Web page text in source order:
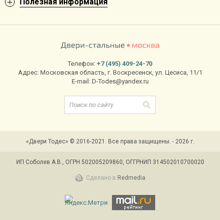
нашей компании вы можете заказать двери с
отделкой. Одно- или двустворчатые конструкции
установят в проем в удобное для заказчика время.
Телефон: +7 (495) 409-24-70
Адрес: Московская область, г. Воскресенск, ул. Цесиса, 11/1
E-mail: D-Todes@yandex.ru
«Двери Тодес» © 2016-2021. Все права защищены. - 2026 г.
ИП Соболев А.В., ОГРН 502005209860, ОГГРНИП 314502010700020
Сделано в Redmedia